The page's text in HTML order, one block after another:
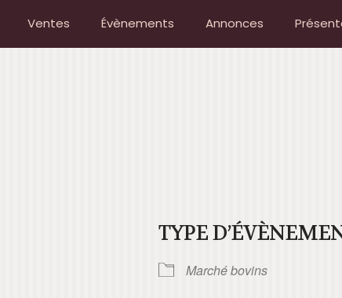
Ventes Évènements Annonces
TYPE
Marché bovins